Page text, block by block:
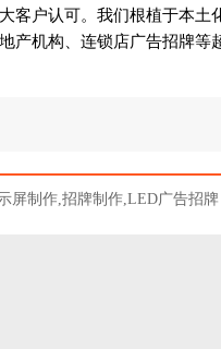
客户认可。 我们根植于本土
产机构、连锁店广告招牌等
屏制作,招牌制作,LED广告招牌